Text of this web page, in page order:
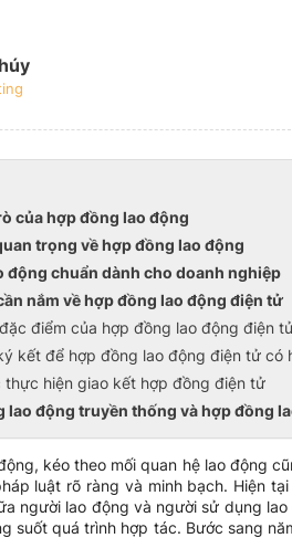
của hợp đồng lao động
trọng về hợp đồng lao động
động chuẩn dành cho doanh nghiệp
nắm về hợp đồng lao động điện tử
điểm của hợp đồng lao động điện
kết để hợp đồng lao động điện tử có
hiện giao kết hợp đồng điện tử
lao động truyền thống và hợp đồng
kéo theo mối quan hệ lao động
luật rõ ràng và minh bạch. Hiện
người lao động và người sử dụng
suốt quá trình hợp tác. Bước sang